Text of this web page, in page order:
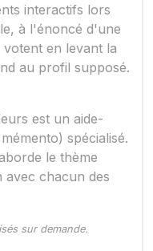
interactifs lors
à l'énoncé d'une
en levant la
au profil supposé.
est un aide-
spécialisé.
le thème
avec chacun des
sur demande.